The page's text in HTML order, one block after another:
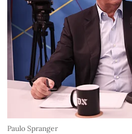
Paulo Spranger